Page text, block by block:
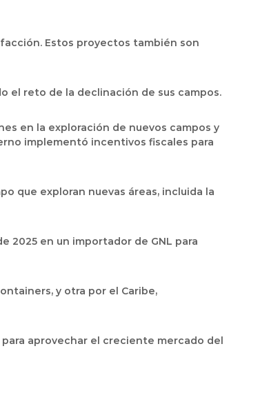
Estos proyectos también son
el reto de la declinación de sus campos.
en la exploración de nuevos campos y
implementó incentivos fiscales para
que exploran nuevas áreas, incluida la
2025 en un importador de GNL para
y otra por el Caribe,
aprovechar el creciente mercado del